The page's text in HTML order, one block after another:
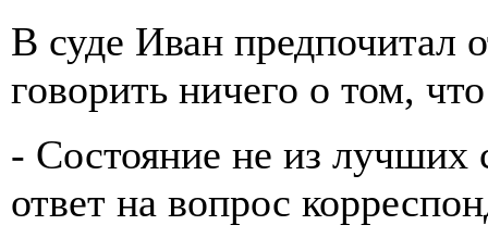
В суде Иван предпочитал
говорить ничего о том,
- Состояние не из лучших
ответ на вопрос